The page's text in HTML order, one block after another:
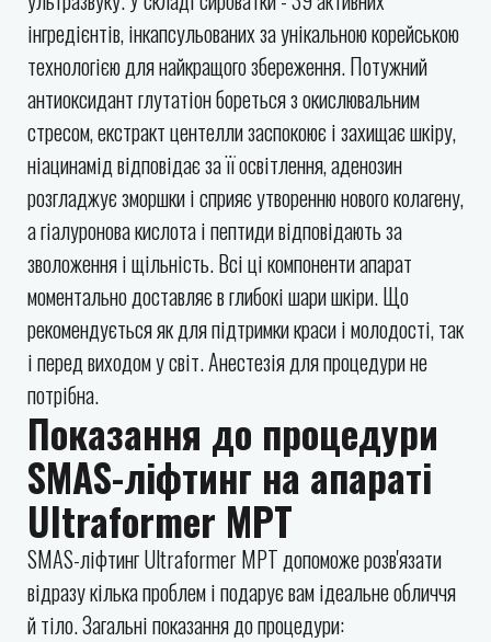
інгредієнтів, інкапсульованих за унікальною корейською
технологією для найкращого збереження. Потужний
антиоксидант глутатіон бореться з окислювальним
стресом, екстракт центелли заспокоює і захищає шкіру,
ніацинамід відповідає за її освітлення, аденозин
розгладжує зморшки і сприяє утворенню нового колагену,
а гіалуронова кислота і пептиди відповідають за
зволоження і щільність. Всі ці компоненти апарат
моментально доставляє в глибокі шари шкіри. Що
рекомендується як для підтримки краси і молодості, так
і перед виходом у світ. Анестезія для процедури не
потрібна.
Показання до процедури
SMAS-ліфтинг на апараті
Ultraformer MPT
SMAS-ліфтинг Ultraformer MPT допоможе розв'язати
відразу кілька проблем і подарує вам ідеальне обличчя
й тіло. Загальні показання до процедури: